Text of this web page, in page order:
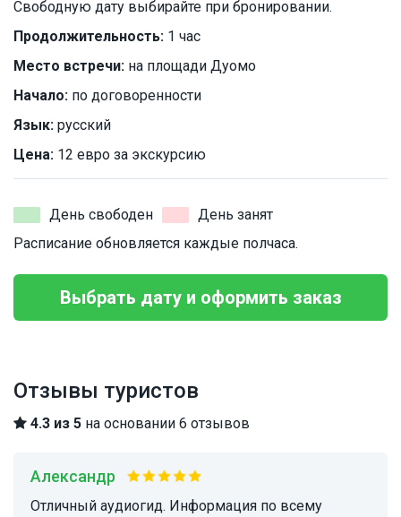
Свободную дату выбирайте при бронировании.
Продолжительность: 1 час
Место встречи: на площади Дуомо
Начало: по договоренности
Язык: русский
Цена: 12 евро за экскурсию
День свободен
День занят
Расписание обновляется каждые полчаса.
Выбрать дату и оформить заказ
Отзывы туристов
4.3 из 5 на основании 6 отзывов
Александр
Отличный аудиогид. Информация по всему